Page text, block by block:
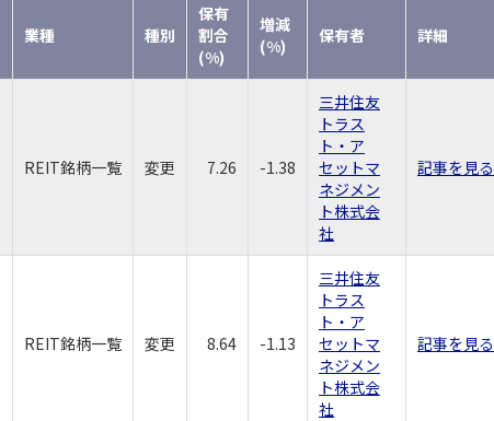
業種 種別
保有
割合
(%)
増減
(%)
保有者 詳細
REIT銘柄一覧 変更 7.26 -1.38
三井住友
トラス
ト・ア
セットマ
ネジメン
ト株式会
社
記事を見る
REIT銘柄一覧 変更 8.64 -1.13
三井住友
トラス
ト・ア
セットマ
ネジメン
ト株式会
社
記事を見る